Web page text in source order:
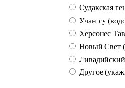
Судакская
Учан-су
Херсонес
Новый Свет
Другое